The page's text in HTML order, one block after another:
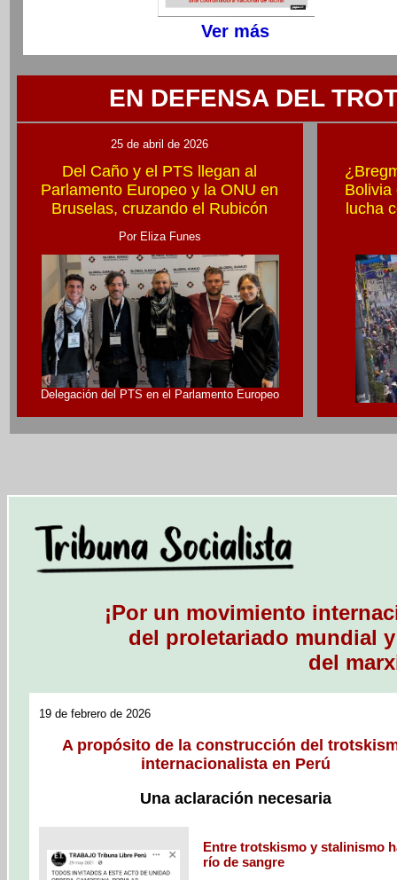
Ver más
EN DEFENSA DEL
25 de abril de 2026
Del Caño y el PTS llegan al
Parlamento Europeo y la ONU en
Bruselas, cruzando el Rubicón
Por Eliza Funes
Delegación del PTS en el Parlamento Europeo
Bolivia
lucha
¡Por un movimiento
del proletariado mundial
del
19 de febrero de 2026
A propósito de la construcción del
internacionalista en Perú
Una aclaración necesaria
Entre trotskismo y stalinismo
río de sangre